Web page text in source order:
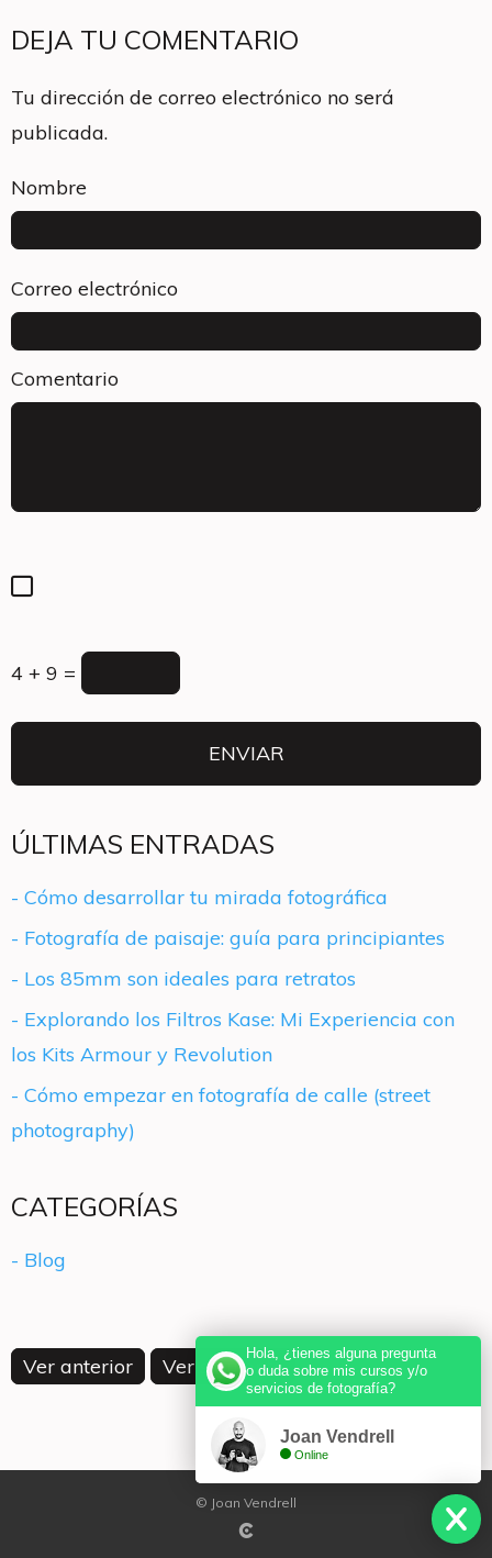
DEJA TU COMENTARIO
Tu dirección de correo electrónico no será
publicada.
Nombre
Correo electrónico
Comentario
4 + 9 =
ÚLTIMAS ENTRADAS
- Cómo desarrollar tu mirada fotográfica
- Fotografía de paisaje: guía para principiantes
- Los 85mm son ideales para retratos
- Explorando los Filtros Kase: Mi Experiencia con
los Kits Armour y Revolution
- Cómo empezar en fotografía de calle (street
photography)
CATEGORÍAS
- Blog
Ver anterior Ver siguiente
© Joan Vendrell
Hola, ¿tienes alguna pregunta
o duda sobre mis cursos y/o
servicios de fotografía?
Joan Vendrell
Online